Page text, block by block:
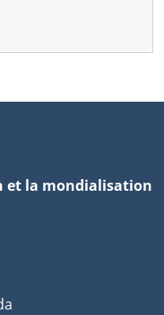
et la mondialisation